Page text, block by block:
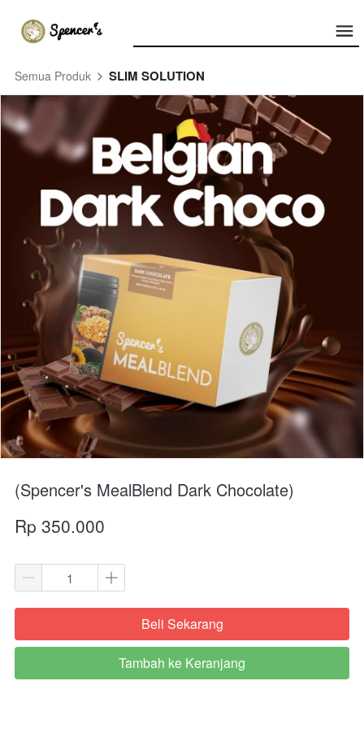
Semua Produk SLIM SOLUTION
(Spencer's MealBlend Dark Chocolate)
Rp 350.000
`Beli Sekarang
`
Tambah ke Keranjang